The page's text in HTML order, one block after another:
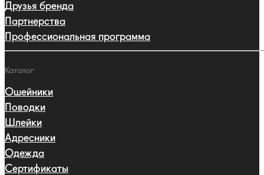
Друзья бренда
Партнерства
Профессиональная программа
Каталог
Ошейники
Поводки
Шлейки
Адресники
Одежда
Сертификаты